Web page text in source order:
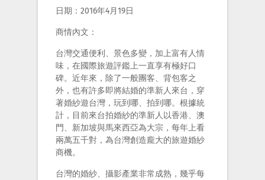
日期：2016年4月19日
商情內文：
台灣交通便利、景色多變，加上富有人情
味，在國際旅遊評鑑上一直享有極好口
碑。近年來，除了一般團客、背包客之
外，也有許多即將結婚的準新人來台，穿
著婚紗遊台灣，玩到哪、拍到哪。根據統
計，目前來台拍婚紗的準新人以香港、澳
門、新加坡與馬來西亞為大宗，每年上看
兩萬五千對，為台灣創造龐大的旅遊婚紗
商機。
台灣的婚紗、攝影產業非常成熟，幾乎每